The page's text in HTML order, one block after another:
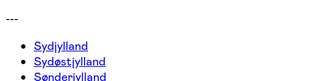
---
Sydjylland
Sydøstjylland
Sønderjylland